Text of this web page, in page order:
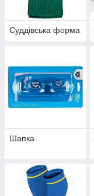
Суддівська форма
Шапка